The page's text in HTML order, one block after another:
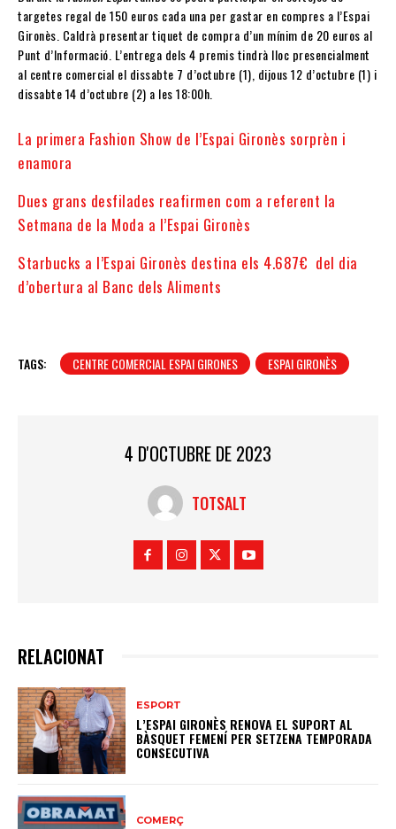
targetes regal de 150 euros cada una per gastar en compres a l’Espai
Gironès. Caldrà presentar tiquet de compra d’un mínim de 20 euros al
Punt d’Informació. L’entrega dels 4 premis tindrà lloc presencialment
al centre comercial el dissabte 7 d’octubre (1), dijous 12 d’octubre (1) i
dissabte 14 d’octubre (2) a les 18:00h.
La primera Fashion Show de l’Espai Gironès sorprèn i
enamora
Dues grans desfilades reafirmen com a referent la
Setmana de la Moda a l’Espai Gironès
Starbucks a l’Espai Gironès destina els 4.687€ del dia
d’obertura al Banc dels Aliments
TAGS: CENTRE COMERCIAL ESPAI GIRONES ESPAI GIRONÈS
4 D'OCTUBRE DE 2023
TOTSALT
RELACIONAT
ESPORT
L’ESPAI GIRONÈS RENOVA EL SUPORT AL
BÀSQUET FEMENÍ PER SETZENA TEMPORADA
CONSECUTIVA
COMERÇ